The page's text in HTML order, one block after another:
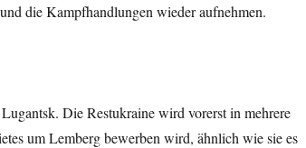
die Kampfhandlungen wieder aufnehmen.
Die Restukraine wird vorerst in mehrere
um Lemberg bewerben wird, ähnlich wie sie es